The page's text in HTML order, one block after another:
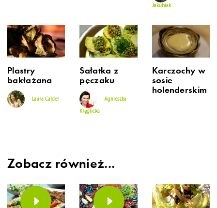
Jakubiak
Plastry
bakłażana
Laura Calder
Sałatka z
pęczaku
Agnieszka
Kręglicka
Karczochy w
sosie
holenderskim
Zobacz również...